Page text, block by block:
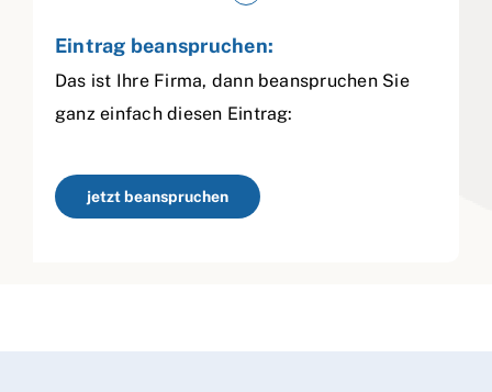
Eintrag beanspruchen:
Das ist Ihre Firma, dann beanspruchen Sie
ganz einfach diesen Eintrag:
jetzt beanspruchen